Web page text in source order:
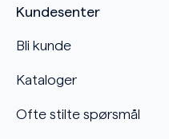
Kundesenter
Bli kunde
Kataloger
Ofte stilte spørsmål